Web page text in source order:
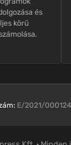
és
körű
E/2021/